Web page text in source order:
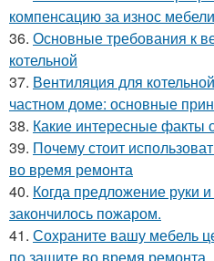
компенсацию за износ
36. Основные требования к
котельной
37. Вентиляция для
частном доме: основные
38. Какие интересные факты
39. Почему стоит
во время ремонта
40. Когда предложение руки
закончилось пожаром.
41. Сохраните вашу мебель